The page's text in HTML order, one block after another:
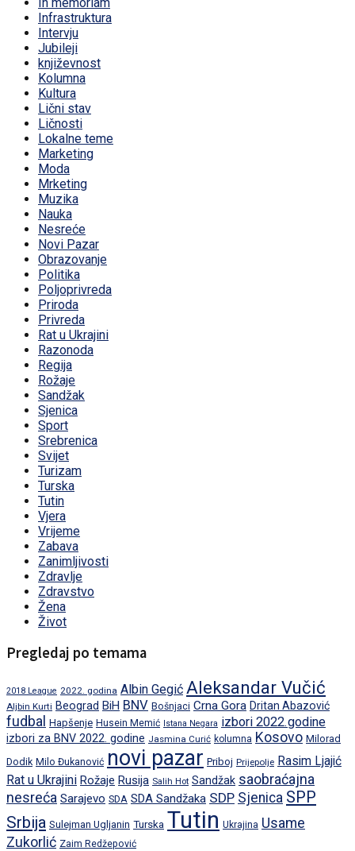
Infrastruktura
Intervju
Jubileji
književnost
Kolumna
Kultura
Lični stav
Ličnosti
Lokalne teme
Marketing
Moda
Mrketing
Muzika
Nauka
Nesreće
Novi Pazar
Obrazovanje
Politika
Poljoprivreda
Priroda
Privreda
Rat u Ukrajini
Razonoda
Regija
Rožaje
Sandžak
Sjenica
Sport
Srebrenica
Svijet
Turizam
Turska
Tutin
Vjera
Vrijeme
Zabava
Zanimljivosti
Zdravlje
Zdravstvo
Žena
Život
Pregledaj po temama
2018 League 2022. godina Albin Gegić Aleksandar Vučić
Aljbin Kurti Beograd BiH BNV Bošnjaci Crna Gora Dritan Abazović
fudbal Hapšenje Husein Memić Istana Negara izbori 2022.godine
izbori za BNV 2022. godine Jasmina Curić kolumna Kosovo Milorad
Dodik Milo Đukanović novi pazar Priboj Prijepolje Rasim Ljajić
Rat u Ukrajini Rožaje Rusija Salih Hot Sandžak saobraćajna
nesreća Sarajevo SDA SDA Sandžaka SDP Sjenica SPP
Srbija Sulejman Ugljanin Turska Tutin Ukrajina Usame
Zukorlić Zaim Redžepović